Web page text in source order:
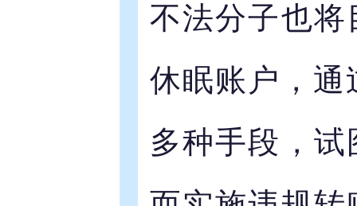
不法分子也
休眠账户，通
多种手段，